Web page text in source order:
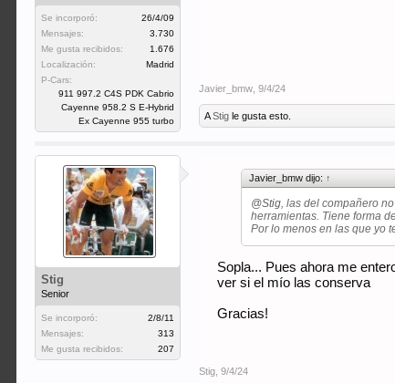
Se incorporó:
26/4/09
Mensajes:
3.730
Me gusta recibidos:
1.676
Localización:
Madrid
P-Cars:
911 997.2 C4S PDK Cabrio
Cayenne 958.2 S E-Hybrid
Ex Cayenne 955 turbo
Javier_bmw 9/4/24
AStig le gusta esto.
Stig
Senior
Se incorporó:
2/8/11
Mensajes:
313
Me gusta recibidos:
207
Javier_bmw dijo: ↑
@Stig, las del compañero
herramientas. Tiene forma
Por lo menos en las que yo
Sopla... Pues ahora me
ver si el mío las conserva
Gracias!
Stig 9/4/24